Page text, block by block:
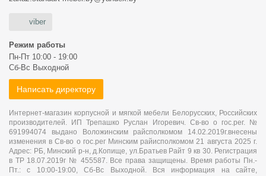
viber
Режим работы
Пн-Пт 10:00 - 19:00
Сб-Вс Выходной
Написать директору
Интернет-магазин корпусной и мягкой мебели Белорусских, Российских
производителей. ИП Трепашко Руслан Игоревич. Св-во о гос.рег. №
691994074 выдано Воложинским райсполкомом 14.02.2019г.внесены
изменения в Св-во о гос.рег Минским райисполкомом 21 августа 2025 г.
Адрес: РБ, Минский р-н, д.Копище, ул.Братьев Райт 9 кв 30. Регистрация
в ТР 18.07.2019г № 455587. Все права защищены. Время работы Пн.-
Пт.: с 10:00-19:00, Сб-Вс Выходной. Вся информация на сайте,